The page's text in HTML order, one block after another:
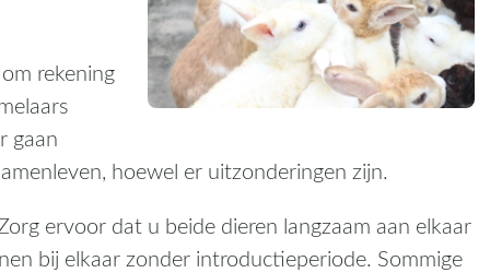
rekening
gaan
hoewel er uitzonderingen zijn.
ervoor dat u beide dieren langzaam aan elkaar
bij elkaar zonder introductieperiode. Sommige